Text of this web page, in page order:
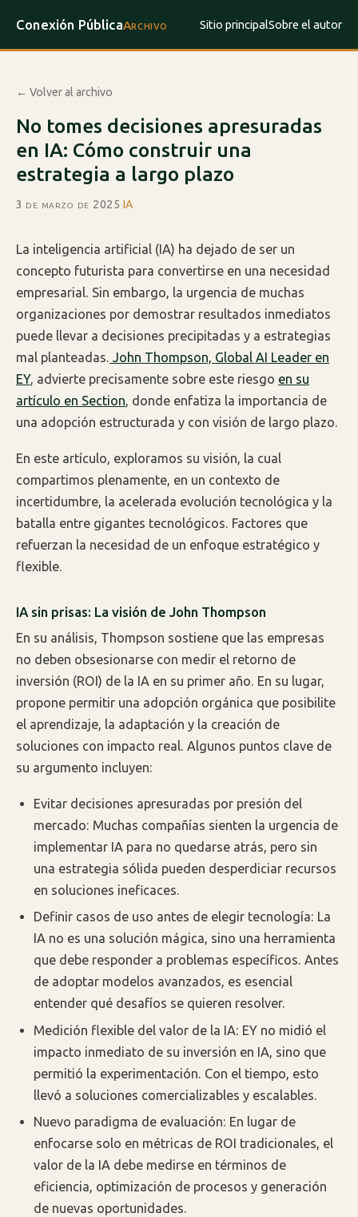
Conexión PúblicaArchivo Sitio principalSobre el autor
← Volver al archivo
No tomes decisiones apresuradas
en IA: Cómo construir una
estrategia a largo plazo
3 de marzo de 2025·IA
La inteligencia artificial (IA) ha dejado de ser un
concepto futurista para convertirse en una necesidad
empresarial. Sin embargo, la urgencia de muchas
organizaciones por demostrar resultados inmediatos
puede llevar a decisiones precipitadas y a estrategias
mal planteadas. John Thompson, Global AI Leader en
EY, advierte precisamente sobre este riesgo en su
artículo en Section, donde enfatiza la importancia de
una adopción estructurada y con visión de largo plazo.
En este artículo, exploramos su visión, la cual
compartimos plenamente, en un contexto de
incertidumbre, la acelerada evolución tecnológica y la
batalla entre gigantes tecnológicos. Factores que
refuerzan la necesidad de un enfoque estratégico y
flexible.
IA sin prisas: La visión de John Thompson
En su análisis, Thompson sostiene que las empresas
no deben obsesionarse con medir el retorno de
inversión (ROI) de la IA en su primer año. En su lugar,
propone permitir una adopción orgánica que posibilite
el aprendizaje, la adaptación y la creación de
soluciones con impacto real. Algunos puntos clave de
su argumento incluyen:
Evitar decisiones apresuradas por presión del
mercado: Muchas compañías sienten la urgencia de
implementar IA para no quedarse atrás, pero sin
una estrategia sólida pueden desperdiciar recursos
en soluciones ineficaces.
Definir casos de uso antes de elegir tecnología: La
IA no es una solución mágica, sino una herramienta
que debe responder a problemas específicos. Antes
de adoptar modelos avanzados, es esencial
entender qué desafíos se quieren resolver.
Medición flexible del valor de la IA: EY no midió el
impacto inmediato de su inversión en IA, sino que
permitió la experimentación. Con el tiempo, esto
llevó a soluciones comercializables y escalables.
Nuevo paradigma de evaluación: En lugar de
enfocarse solo en métricas de ROI tradicionales, el
valor de la IA debe medirse en términos de
eficiencia, optimización de procesos y generación
de nuevas oportunidades.